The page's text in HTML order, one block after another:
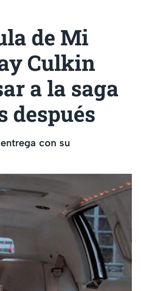
de Mi
Culkin
a la saga
después
con su